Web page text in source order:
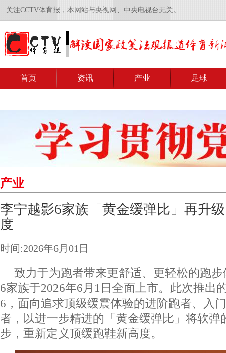
关注CCTV体育报，本网站与央视网、中央电视台无关。
首页 资讯 产业 足球
产业
李宁越影6家族「黄金缓弹比」再升
度
时间:2026年6月01日
致力于为跑者带来更舒适、更轻松的跑
6家族于2026年6月1日全面上市。此次推出
6，面向追求顶级缓震体验的进阶跑者、入
者，以进一步精进的「黄金缓弹比」将软弹
步，重新定义顶缓跑鞋新高度。